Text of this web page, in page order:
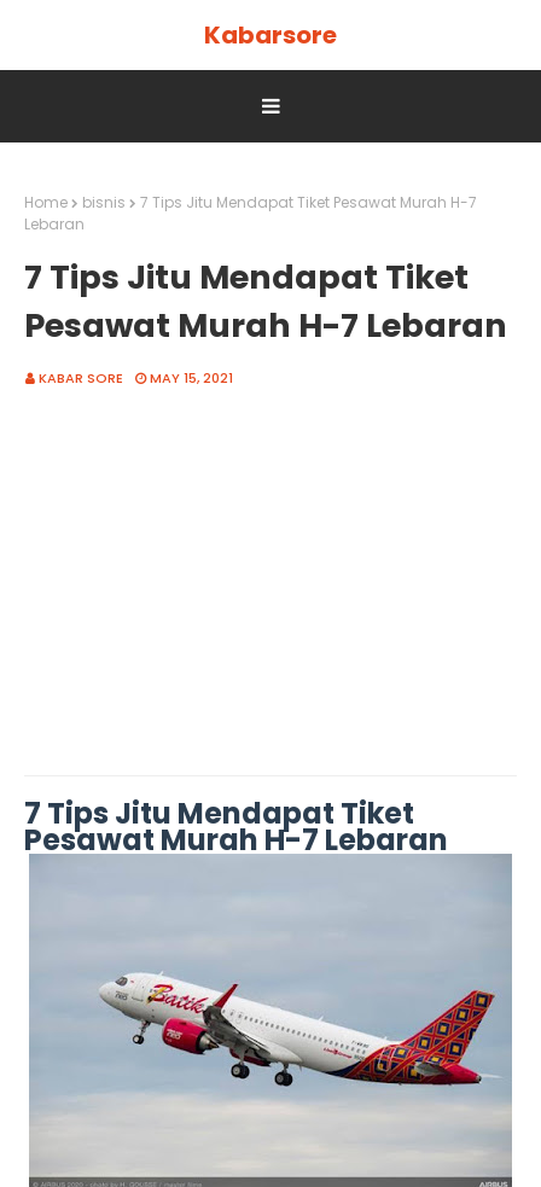
Kabarsore
Home bisnis
7 Tips Jitu Mendapat Tiket Pesawat Murah H-7
Lebaran
7 Tips Jitu Mendapat Tiket
Pesawat Murah H-7 Lebaran
KABAR SORE MAY 15, 2021
7 Tips Jitu Mendapat Tiket
Pesawat Murah H-7 Lebaran